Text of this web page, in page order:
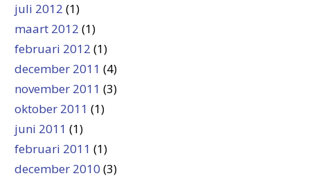
juli 2012 (1)
maart 2012 (1)
februari 2012 (1)
december 2011 (4)
november 2011 (3)
oktober 2011 (1)
juni 2011 (1)
februari 2011 (1)
december 2010 (3)